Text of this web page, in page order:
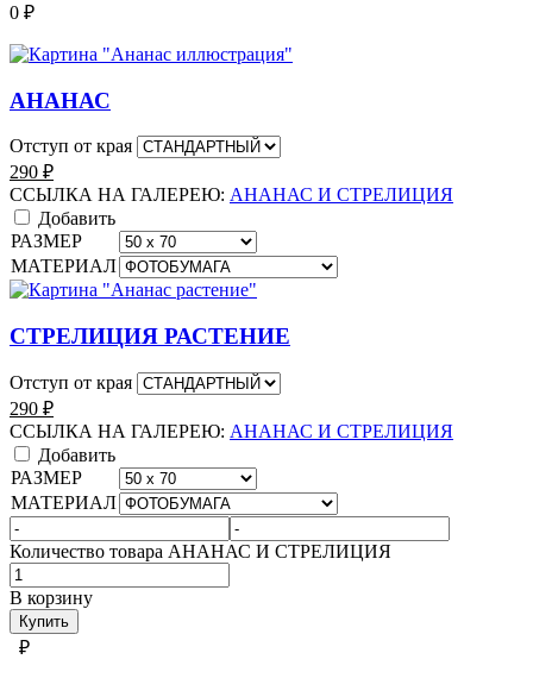
0 ₽
АНАНАС
Отступ от края
290 ₽
ССЫЛКА НА ГАЛЕРЕЮ: АНАНАС И СТРЕЛИЦИЯ
Добавить
РАЗМЕР
МАТЕРИАЛ
СТРЕЛИЦИЯ РАСТЕНИЕ
Отступ от края
290 ₽
ССЫЛКА НА ГАЛЕРЕЮ: АНАНАС И СТРЕЛИЦИЯ
Добавить
РАЗМЕР
МАТЕРИАЛ
Количество товара АНАНАС И СТРЕЛИЦИЯ
В корзину
Купить
₽